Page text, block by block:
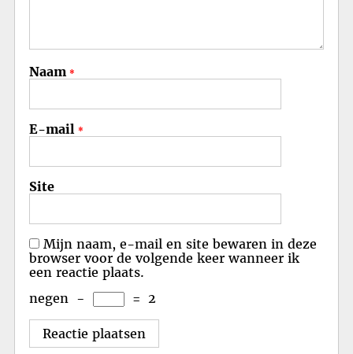
Naam *
E-mail *
Site
Mijn naam, e-mail en site bewaren in deze
browser voor de volgende keer wanneer ik
een reactie plaats.
negen − = 2